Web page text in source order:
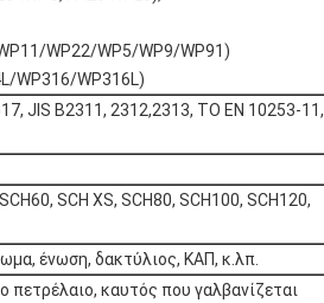
WP22/WP5/WP9/WP91)
WP316/WP316L)
JIS B2311, 2312,2313, ΤΟ EN 10253-11,
SCH XS, SCH80, SCH100, SCH120,
ένωση, δακτύλιος, ΚΑΠ, κ.λπ.
πετρέλαιο, καυτός που γαλβανίζεται